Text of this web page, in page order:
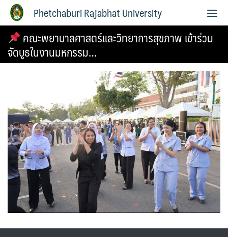
Phetchaburi Rajabhat University
คณะพยาบาลศาสตร์และวิทยาการสุขภาพ เข้าร่วม
จัดบูธในงานมหกรรม…